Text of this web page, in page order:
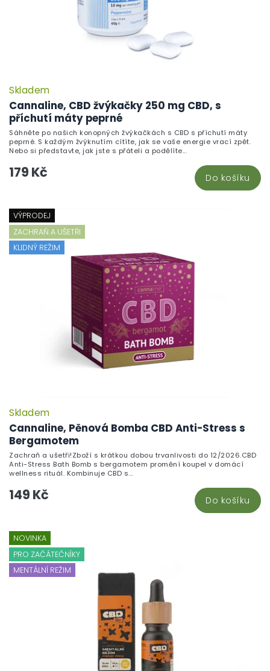
Cannaline, CBD žvýkačky 250 mg CBD, s
příchutí máty peprné
Skladem
179 Kč Do košíku
Sáhněte po našich konopných žvýkačkách s CBD s příchutí máty
peprné. S každým žvýknutím cítíte, jak se vaše energie vrací zpět.
Nebo si představte, jak jste s přáteli a podělíte...
VÝPRODEJ
ZACHRAŇ A UŠETŘI
KLIDNÝ REŽIM
Cannaline, Pěnová Bomba CBD Anti-Stress s
Bergamotem
Skladem
149 Kč Do košíku
Zachraň a ušetři!Zboží s krátkou dobou trvanlivosti do 12/2026.CBD
Anti-Stress Bath Bomb s bergamotem promění koupel v domácí
wellness rituál. Kombinuje CBD s...
NOVINKA
PRO ZAČÁTEČNÍKY
MENTÁLNÍ REŽIM